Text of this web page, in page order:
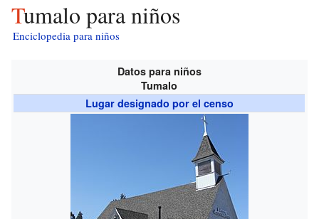
Tumalo para niños
Enciclopedia para niños
Datos para niños
Tumalo
Lugar designado por el censo